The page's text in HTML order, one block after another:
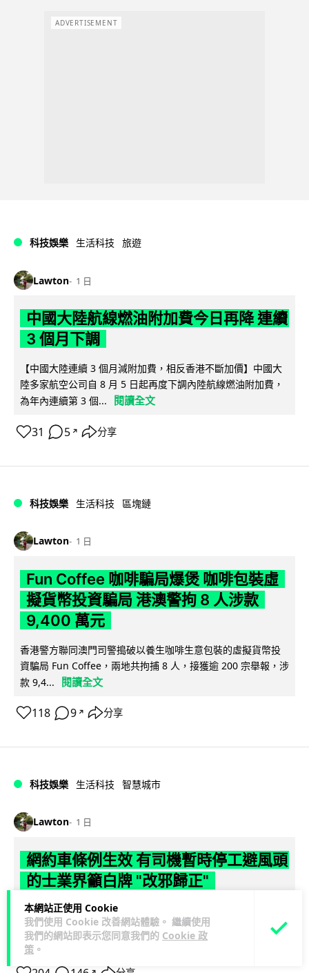
本網站正使用 Cookie
我們使用 Cookie 改善網站體驗。 繼續使用
我們的網站即表示您同意我們的 Cookie 政
策 。
ADVERTISEMENT
科技娛樂 生活科技 旅遊
Lawton 1 日
中國大陸航線燃油附加費今日再降 連續
3 個月下調
【中國大陸連續 3 個月減附加費，相反香港不斷加價】中國大
陸多家航空公司自 8 月 5 日起再度下調內陸航線燃油附加費，
為年內連續第 3 個...
閱讀全文
31 5 ↗ 分享
科技娛樂 生活科技 區塊鏈
Lawton 1 日
Fun Coffee 咖啡騙局爆煲 咖啡包裝虛
擬貨幣投資騙局 港澳警拘 8 人涉款
9,400 萬元
香港警方聯同澳門司警搗破以養生咖啡生意包裝的虛擬貨幣投
資騙局 Fun Coffee，兩地共拘捕 8 人，接獲逾 200 宗舉報，涉
款 9,4...
閱讀全文
118 9 ↗ 分享
科技娛樂 生活科技 智慧城市
Lawton 1 日
網約車條例生效 有司機暫時停工避風頭
的士業界籲白牌 "改邪歸正"
規管網約車法例大部分條文已於 8 月 3 日生效，的士業界就期
望白牌車司機，能夠「改邪歸正」回流駕駛的士。新例大幅提
高罰則，首次定罪最高罰款... 閱讀全文